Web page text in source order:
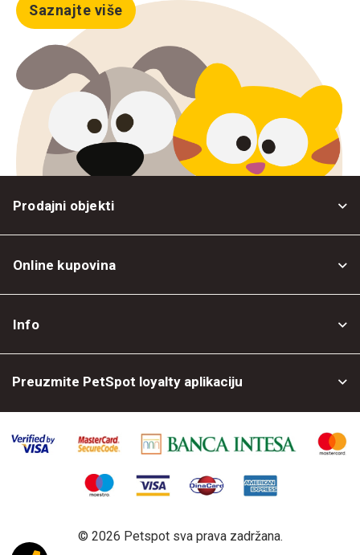
Saznajte više
Prodajni objekti
Online kupovina
Info
Preuzmite PetSpot loyalty aplikaciju
© 2026 Petspot sva prava zadržana.